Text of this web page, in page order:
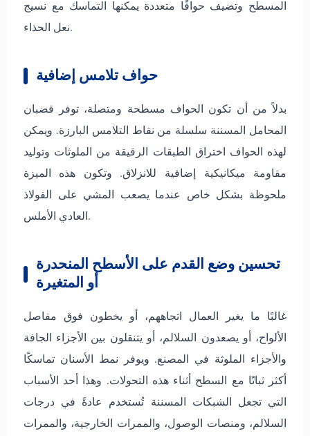
المسطح وتضيف حوافًا متعددة يمكنها التماسك مع نسيج
نعل الحذاء.
حواف تلامس إضافية
بدلاً من أن تكون الحواف مسطحة ومتصلة، توفر قضبان
المحامل المسننة سلسلة من نقاط التلامس البارزة. ويمكن
لهذه الحواف اختراق الطبقات الرقيقة من الملوثات وتوليد
مقاومة ميكانيكية إضافية للانزلاق. وتكون هذه الميزة
ملحوظة بشكل خاص عندما يصعب المشي على الفولاذ
العادي الأملس.
تحسين وضع القدم على الأسطح المنحدرة
أو المتغيرة
غالبًا ما يغير العمال اتجاههم، أو يخطون فوق مفاصل
الألواح، أو يصعدون السلالم، أو يتنقلون بين الأجزاء الجافة
والأجزاء الملوثة في المصنع. ويوفر نمط الأسنان تماسكًا
أكثر ثباتًا مع السطح أثناء هذه التحولات. وهذا أحد الأسباب
التي تجعل الشبكات المسننة تُستخدم عادةً في درجات
السلالم، ومنصات الوصول، والممرات الخارجية، والممرات